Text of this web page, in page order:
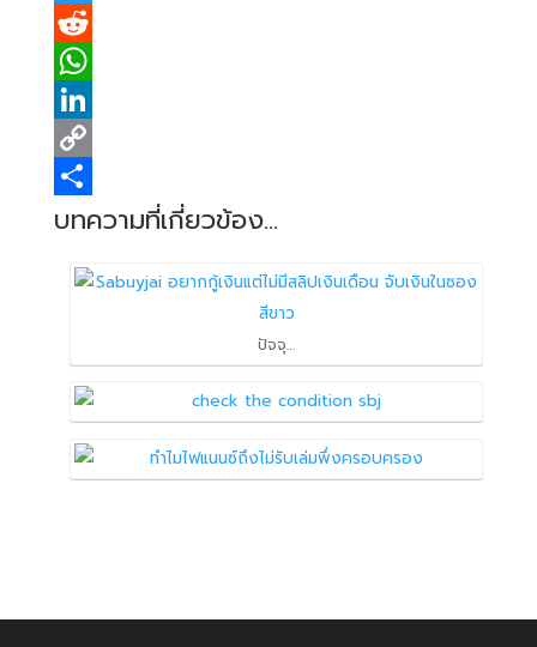
a
c
e
b
o
o
T
w
t
t
e
R
e
d
d
i
W
h
a
t
L
n
C
oSบทความที่เกี่ยวข้อง...
ปัจจุ…